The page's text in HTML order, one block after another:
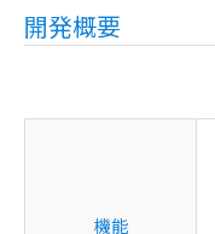
開発概要
機能